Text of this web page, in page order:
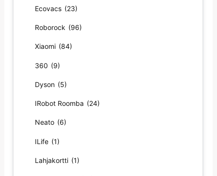
Ecovacs (23)
Roborock (96)
Xiaomi (84)
360 (9)
Dyson (5)
IRobot Roomba (24)
Neato (6)
ILife (1)
Lahjakortti (1)